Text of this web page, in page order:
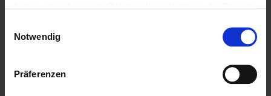
Notwendig
Präferenzen